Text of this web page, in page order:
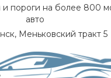
и пороги на более 800
авто
Меньковский тракт 5